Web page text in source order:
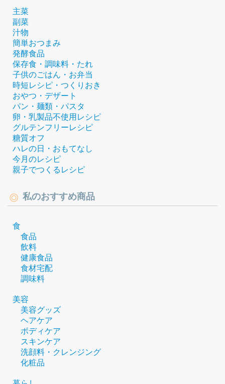
主菜
副菜
汁物
簡単おつまみ
発酵食品
保存食・調味料・たれ
子供のごはん・お弁当
時短レシピ・つくりおき
おやつ・デザート
パン・麺類・パスタ
卵・乳製品不使用レシピ
グルテンフリーレシピ
糖質オフ
ハレの日・おもてなし
今月のレシピ
親子でつくるレシピ
私のおすすめ商品
食
食品
飲料
健康食品
食材宅配
調味料
美容
美容グッズ
ヘアケア
ボディケア
スキンケア
洗顔料・クレンジング
化粧品